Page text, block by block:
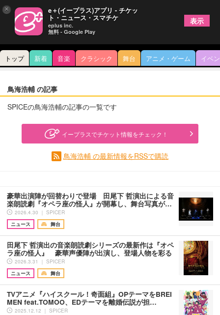
トップ 新着 音楽 クラシック 舞台 アニメ・ゲーム イベ
鳥海浩輔 の記事
SPICEの鳥海浩輔の記事の一覧です
イープラスでチケット情報をチェック！
鳥海浩輔 の最新情報をRSSで購読
豪華出演陣が回替わりで登場 田尾下 哲演出による音
楽朗読劇『オペラ座の怪人』が開幕し、舞台写真が…
2026.4.30 ｜ SPICER
ニュース
舞台
田尾下 哲演出の音楽朗読劇シリーズの最新作は『オペ
ラ座の怪人』 豪華声優陣が出演し、登場人物を彩る
2026.3.31 ｜ SPICER
ニュース
舞台
TVアニメ『ハイスクール！奇面組』OPテーマをBREI
MEN feat.TOMOO、EDテーマを離婚伝説が担…
2025.12.12 ｜ SPICER
× e＋(イープラス)アプリ - チケッ
ト・ニュース・スマチケ
eplus inc.
無料 - Google Play
表示